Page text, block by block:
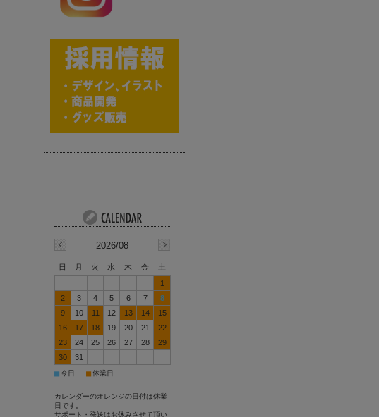
2026/08
日 月 火 水 木 金
土
1
2
3 4 5 6 7
8
9
10 11 12 13 14
15
16
17 18 19 20 21
22
23
24 25 26 27 28
29
30
31
■今日 ■休業日
カレンダーのオレンジの日付は休業
日です。
サポート・発送はお休みさせて頂い